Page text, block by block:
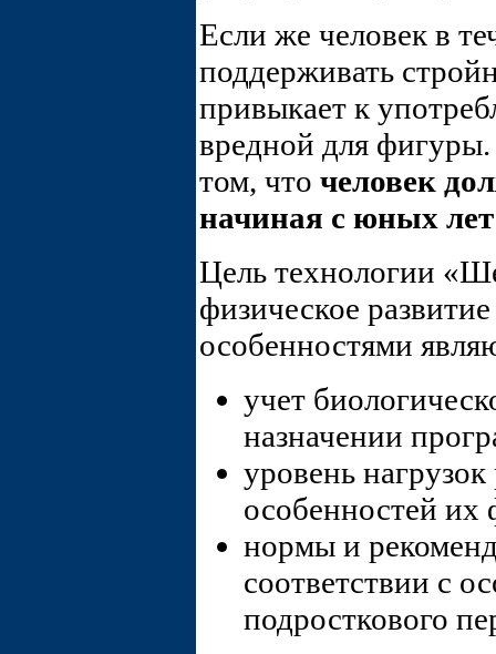
Если же человек в
поддерживать
привыкает к
вредной для
том, что человек
начиная с юных лет
Цель технологии
физическое
особенностями
учет
назначении
уровень
особенностей их
нормы и
соответствии с
подросткового